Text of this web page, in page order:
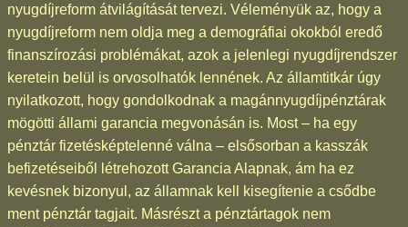
nyugdíjreform átvilágítását tervezi. Véleményük az, hogy a
nyugdíjreform nem oldja meg a demográfiai okokból eredő
finanszírozási problémákat, azok a jelenlegi nyugdíjrendszer
keretein belül is orvosolhatók lennének. Az államtitkár úgy
nyilatkozott, hogy gondolkodnak a magánnyugdíjpénztárak
mögötti állami garancia megvonásán is. Most – ha egy
pénztár fizetésképtelenné válna – elsősorban a kasszák
befizetéseiből létrehozott Garancia Alapnak, ám ha ez
kevésnek bizonyul, az államnak kell kisegítenie a csődbe
ment pénztár tagjait. Másrészt a pénztártagok nem